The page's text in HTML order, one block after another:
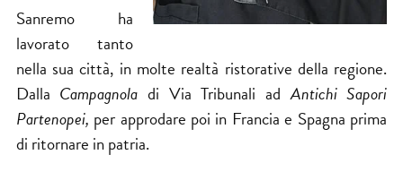
Sanremo ha​
lavorato​ tanto
nella sua città,​ in molte realtà ristorative della regione.
Dalla Campagnola di Via Tribunali adAntichi Sapori
Partenopei, per approdare poi in Francia e Spagna prima
di ritornare in patria.